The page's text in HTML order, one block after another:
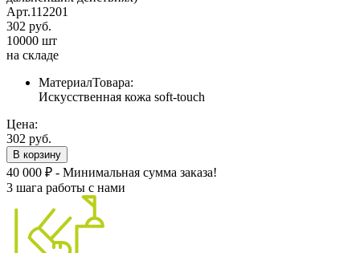
Арт.112201
302 руб.
10000 шт
на складе
МатериалТовара:
Искусственная кожа soft-touch
Цена:
302 руб.
В корзину
40 000 ₽ - Минимальная сумма заказа!
3 шага работы с нами